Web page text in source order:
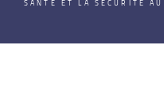
SANTÉ ET LA SÉCURITÉ